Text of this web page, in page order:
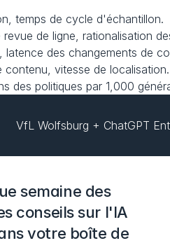
temps de cycle d'échantillon.
de ligne, rationalisation
des changements de
vitesse de localisation.
des politiques par 1,000
VfL Wolfsburg + ChatGPT
semaine des
conseils sur l'IA
votre boîte de